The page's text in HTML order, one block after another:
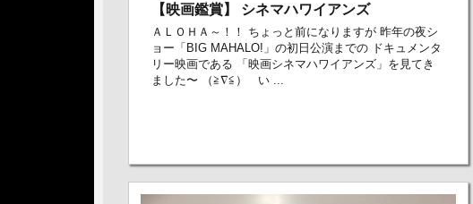
【映画鑑賞】 シネマハワイアンズ
ＡＬＯＨＡ～！！ ちょっと前になりますが 昨年の夜シ
ョー「BIG MAHALO!」の初日公演までの ドキュメンタ
リー映画である 「映画シネマハワイアンズ」を見てき
ました〜 （≧∇≦） い ...